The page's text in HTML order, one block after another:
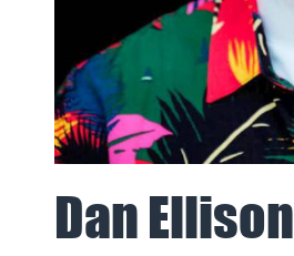
Dan Ellison